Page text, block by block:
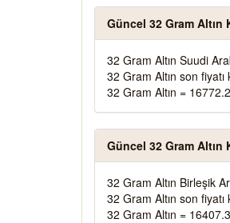
Güncel 32 Gram
32 Gram Altın Suudi
32 Gram Altın son fiyatı
32 Gram Altın =
Güncel 32 Gram
32 Gram Altın Birleşik
32 Gram Altın son fiyatı
32 Gram Altın =